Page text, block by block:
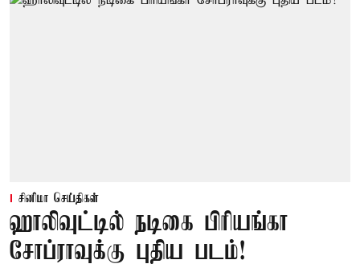
சினிமா செய்திகள்
ஹாலிவுட்டில் நடிகை பிரியங்கா
சோப்ராவுக்கு புதிய படம்!